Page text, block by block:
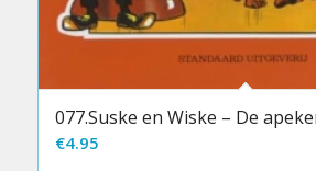
077.Suske en Wiske – De
€4.95